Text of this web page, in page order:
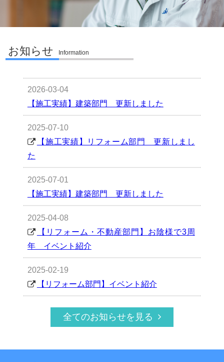
お知らせ Information
2026-03-04
【施工実績】建築部門 更新しました
2025-07-10
【施工実績】リフォーム部門 更新しまし
た
2025-07-01
【施工実績】建築部門 更新しました
2025-04-08
【リフォーム・不動産部門】お陰様で3周
年 イベント紹介
2025-02-19
【リフォーム部門】イベント紹介
全てのお知らせを見る